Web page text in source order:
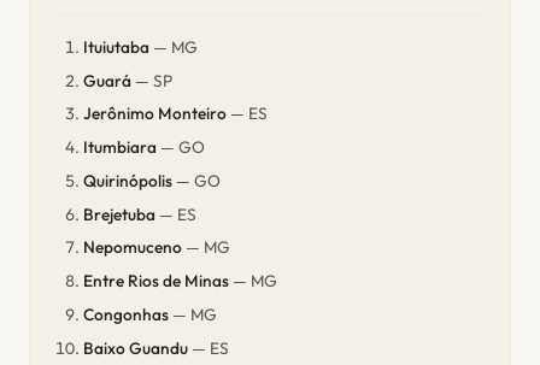
Ituiutaba — MG
Guará — SP
Jerônimo Monteiro — ES
Itumbiara — GO
Quirinópolis — GO
Brejetuba — ES
Nepomuceno — MG
Entre Rios de Minas — MG
Congonhas — MG
Baixo Guandu — ES